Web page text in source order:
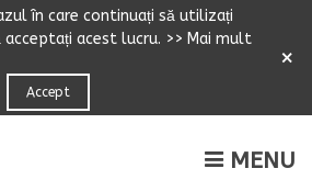
în care continuați să utilizați
acceptați acest lucru. >> Mai mult
Accept
×
MENU